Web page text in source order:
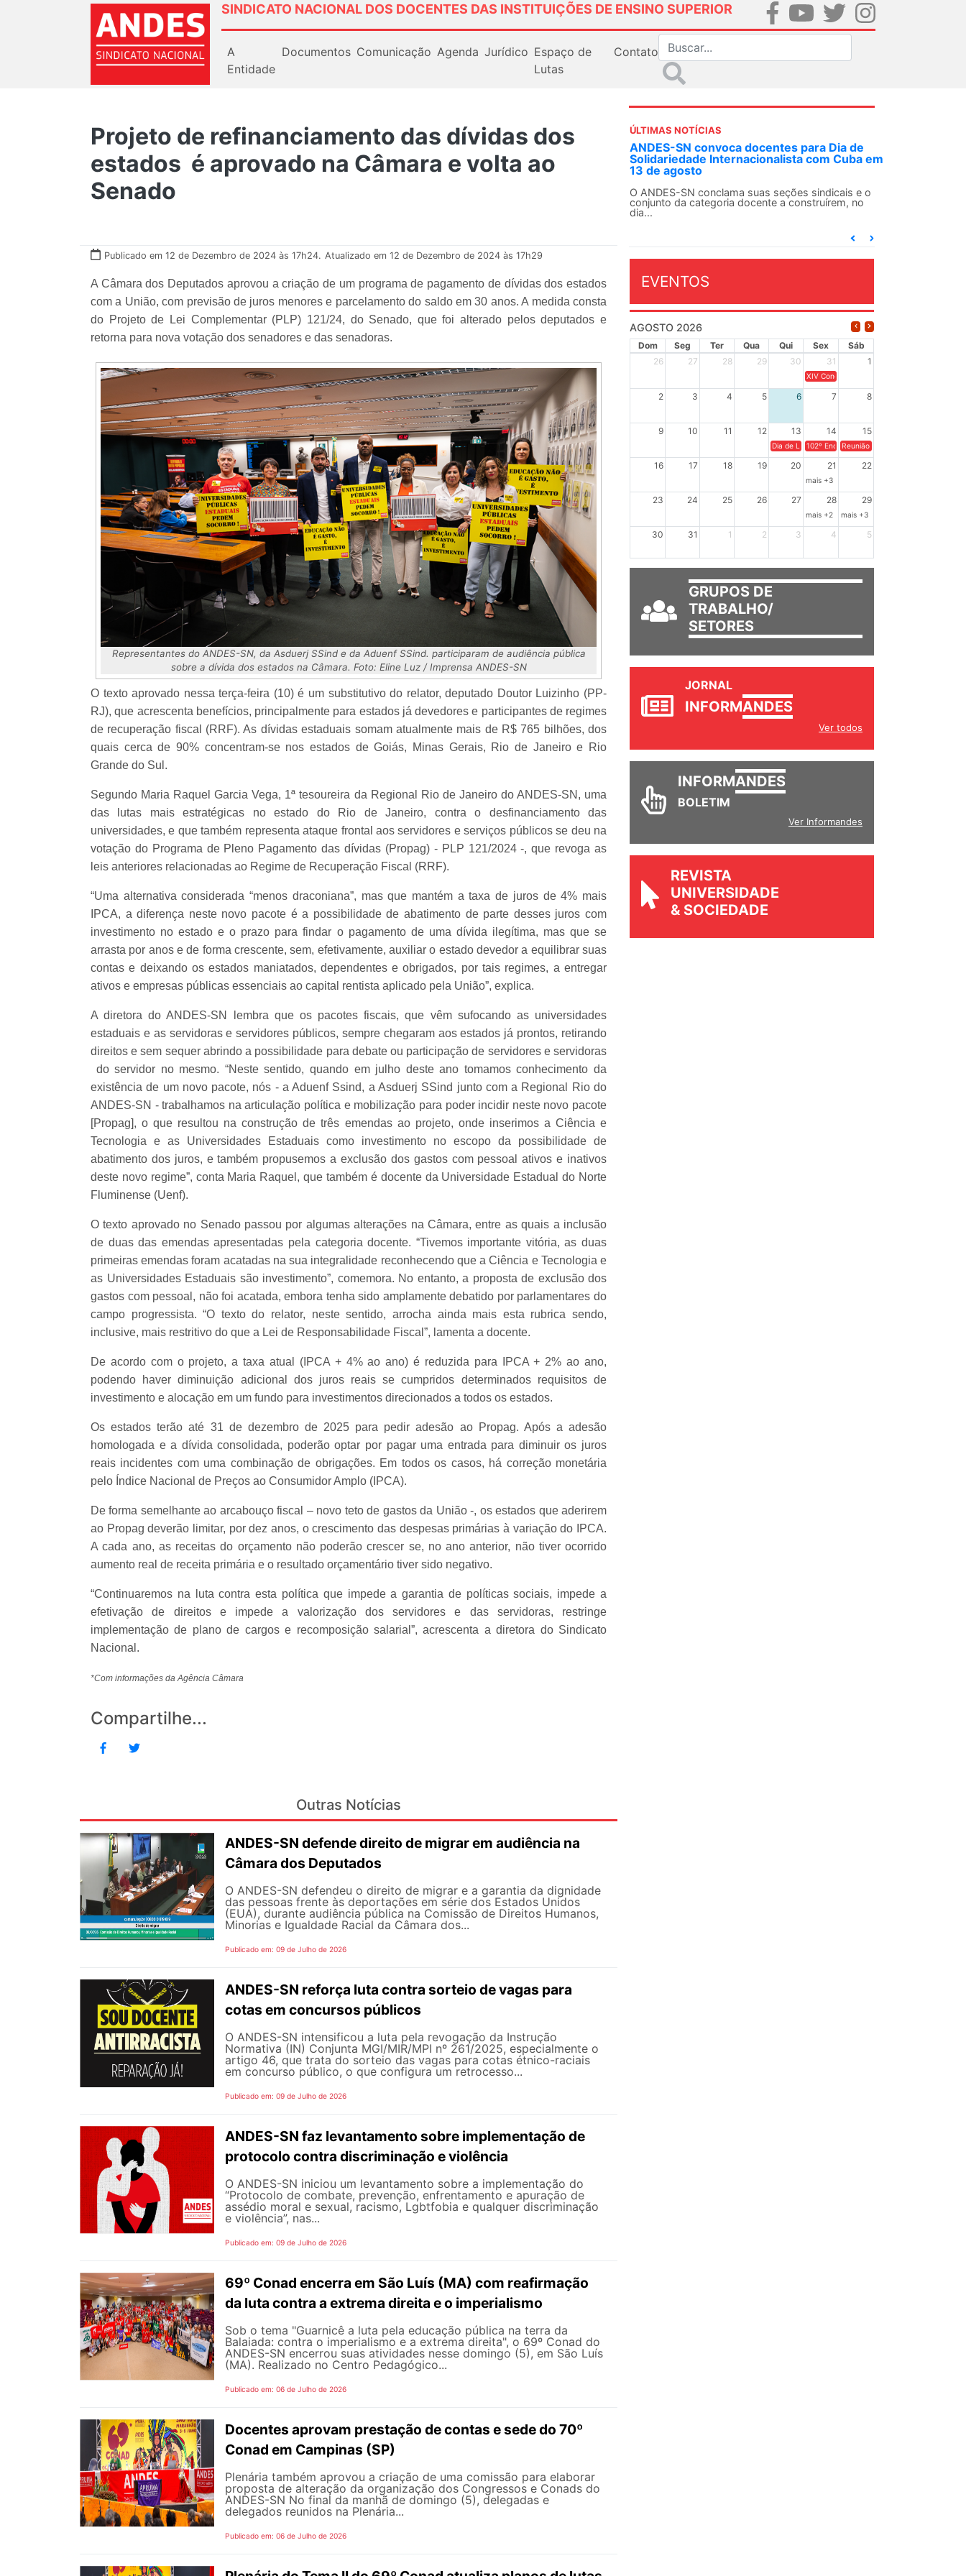
SINDICATO NACIONAL DOS DOCENTES DAS INSTITUIÇÕES DE ENSINO SUPERIOR
A
Entidade
Documentos Comunicação Agenda Jurídico Espaço de
Lutas
Contato
Projeto de refinanciamento das dívidas dos
estados é aprovado na Câmara e volta ao
Senado
Publicado em 12 de Dezembro de 2024 às 17h24. Atualizado em 12 de Dezembro de 2024 às 17h29
A Câmara dos Deputados aprovou a criação de um programa de pagamento de dívidas dos estados
com a União, com previsão de juros menores e parcelamento do saldo em 30 anos. A medida consta
do Projeto de Lei Complementar (PLP) 121/24, do Senado, que foi alterado pelos deputados e
retorna para nova votação dos senadores e das senadoras.
Representantes do ANDES-SN, da Asduerj SSind e da Aduenf SSind. participaram de audiência pública
sobre a dívida dos estados na Câmara. Foto: Eline Luz / Imprensa ANDES-SN
O texto aprovado nessa terça-feira (10) é um substitutivo do relator, deputado Doutor Luizinho (PP-
RJ), que acrescenta benefícios, principalmente para estados já devedores e participantes de regimes
de recuperação fiscal (RRF). As dívidas estaduais somam atualmente mais de R$ 765 bilhões, dos
quais cerca de 90% concentram-se nos estados de Goiás, Minas Gerais, Rio de Janeiro e Rio
Grande do Sul.
Segundo Maria Raquel Garcia Vega, 1ª tesoureira da Regional Rio de Janeiro do ANDES-SN, uma
das lutas mais estratégicas no estado do Rio de Janeiro, contra o desfinanciamento das
universidades, e que também representa ataque frontal aos servidores e serviços públicos se deu na
votação do Programa de Pleno Pagamento das dívidas (Propag) - PLP 121/2024 -, que revoga as
leis anteriores relacionadas ao Regime de Recuperação Fiscal (RRF).
“Uma alternativa considerada “menos draconiana”, mas que mantém a taxa de juros de 4% mais
IPCA, a diferença neste novo pacote é a possibilidade de abatimento de parte desses juros com
investimento no estado e o prazo para findar o pagamento de uma dívida ilegítima, mas que se
arrasta por anos e de forma crescente, sem, efetivamente, auxiliar o estado devedor a equilibrar suas
contas e deixando os estados maniatados, dependentes e obrigados, por tais regimes, a entregar
ativos e empresas públicas essenciais ao capital rentista aplicado pela União”, explica.
A diretora do ANDES-SN lembra que os pacotes fiscais, que vêm sufocando as universidades
estaduais e as servidoras e servidores públicos, sempre chegaram aos estados já prontos, retirando
direitos e sem sequer abrindo a possibilidade para debate ou participação de servidores e servidoras
do servidor no mesmo. “Neste sentido, quando em julho deste ano tomamos conhecimento da
existência de um novo pacote, nós - a Aduenf Ssind, a Asduerj SSind junto com a Regional Rio do
ANDES-SN - trabalhamos na articulação política e mobilização para poder incidir neste novo pacote
[Propag], o que resultou na construção de três emendas ao projeto, onde inserimos a Ciência e
Tecnologia e as Universidades Estaduais como investimento no escopo da possibilidade de
abatimento dos juros, e também propusemos a exclusão dos gastos com pessoal ativos e inativos
deste novo regime”, conta Maria Raquel, que também é docente da Universidade Estadual do Norte
Fluminense (Uenf).
O texto aprovado no Senado passou por algumas alterações na Câmara, entre as quais a inclusão
de duas das emendas apresentadas pela categoria docente. “Tivemos importante vitória, as duas
primeiras emendas foram acatadas na sua integralidade reconhecendo que a Ciência e Tecnologia e
as Universidades Estaduais são investimento”, comemora. No entanto, a proposta de exclusão dos
gastos com pessoal, não foi acatada, embora tenha sido amplamente debatido por parlamentares do
campo progressista. “O texto do relator, neste sentido, arrocha ainda mais esta rubrica sendo,
inclusive, mais restritivo do que a Lei de Responsabilidade Fiscal”, lamenta a docente.
De acordo com o projeto, a taxa atual (IPCA + 4% ao ano) é reduzida para IPCA + 2% ao ano,
podendo haver diminuição adicional dos juros reais se cumpridos determinados requisitos de
investimento e alocação em um fundo para investimentos direcionados a todos os estados.
Os estados terão até 31 de dezembro de 2025 para pedir adesão ao Propag. Após a adesão
homologada e a dívida consolidada, poderão optar por pagar uma entrada para diminuir os juros
reais incidentes com uma combinação de obrigações. Em todos os casos, há correção monetária
pelo Índice Nacional de Preços ao Consumidor Amplo (IPCA).
De forma semelhante ao arcabouço fiscal – novo teto de gastos da União -, os estados que aderirem
ao Propag deverão limitar, por dez anos, o crescimento das despesas primárias à variação do IPCA.
A cada ano, as receitas do orçamento não poderão crescer se, no ano anterior, não tiver ocorrido
aumento real de receita primária e o resultado orçamentário tiver sido negativo.
“Continuaremos na luta contra esta política que impede a garantia de políticas sociais, impede a
efetivação de direitos e impede a valorização dos servidores e das servidoras, restringe
implementação de plano de cargos e recomposição salarial”, acrescenta a diretora do Sindicato
Nacional.
*Com informações da Agência Câmara
Compartilhe...
Outras Notícias
ANDES-SN defende direito de migrar em audiência na
Câmara dos Deputados
O ANDES-SN defendeu o direito de migrar e a garantia da dignidade
das pessoas frente às deportações em série dos Estados Unidos
(EUA), durante audiência pública na Comissão de Direitos Humanos,
Minorias e Igualdade Racial da Câmara dos...
Publicado em: 09 de Julho de 2026
ANDES-SN reforça luta contra sorteio de vagas para
cotas em concursos públicos
O ANDES-SN intensificou a luta pela revogação da Instrução
Normativa (IN) Conjunta MGI/MIR/MPI nº 261/2025, especialmente o
artigo 46, que trata do sorteio das vagas para cotas étnico-raciais
em concurso público, o que configura um retrocesso...
Publicado em: 09 de Julho de 2026
ANDES-SN faz levantamento sobre implementação de
protocolo contra discriminação e violência
O ANDES-SN iniciou um levantamento sobre a implementação do
“Protocolo de combate, prevenção, enfrentamento e apuração de
assédio moral e sexual, racismo, Lgbtfobia e qualquer discriminação
e violência”, nas...
Publicado em: 09 de Julho de 2026
69º Conad encerra em São Luís (MA) com reafirmação
da luta contra a extrema direita e o imperialismo
Sob o tema "Guarnicê a luta pela educação pública na terra da
Balaiada: contra o imperialismo e a extrema direita", o 69º Conad do
ANDES-SN encerrou suas atividades nesse domingo (5), em São Luís
(MA). Realizado no Centro Pedagógico...
Publicado em: 06 de Julho de 2026
Docentes aprovam prestação de contas e sede do 70º
Conad em Campinas (SP)
Plenária também aprovou a criação de uma comissão para elaborar
proposta de alteração da organização dos Congressos e Conads do
ANDES-SN No final da manhã de domingo (5), delegadas e
delegados reunidos na Plenária...
Publicado em: 06 de Julho de 2026
ÚLTIMAS NOTÍCIAS
ANDES-SN convoca docentes para Dia de
Solidariedade Internacionalista com Cuba em
13 de agosto
O ANDES-SN conclama suas seções sindicais e o
conjunto da categoria docente a construírem, no
Em decisão inédita, Justiça
ex-agente da ditadura por
Federal Criminal do Rio de Janeiro
EVENTOS
AGOSTO 2026
Dom Seg Ter Qua Qui Sex
Sáb
26
27 28 29 30 31 1
XIV Congresso Brasileiro de
2 3 4 5 6 7 8
9 10 11 12 13 14 15
Dia de Luta em Defesa de Cuba e da Soberania dos
102º Encontro da Regional Leste, “Em terra
Reunião GTPE.
16 17 18 19 20 21 22
mais +3
23 24 25 26 27 28 29
mais +2 mais +3
30 31 1 2 3 4 5
GRUPOS DE
TRABALHO/
SETORES
JORNAL
INFORMANDES
Ver todos
INFORMANDES
BOLETIM
Ver Informandes
REVISTA
UNIVERSIDADE
& SOCIEDADE